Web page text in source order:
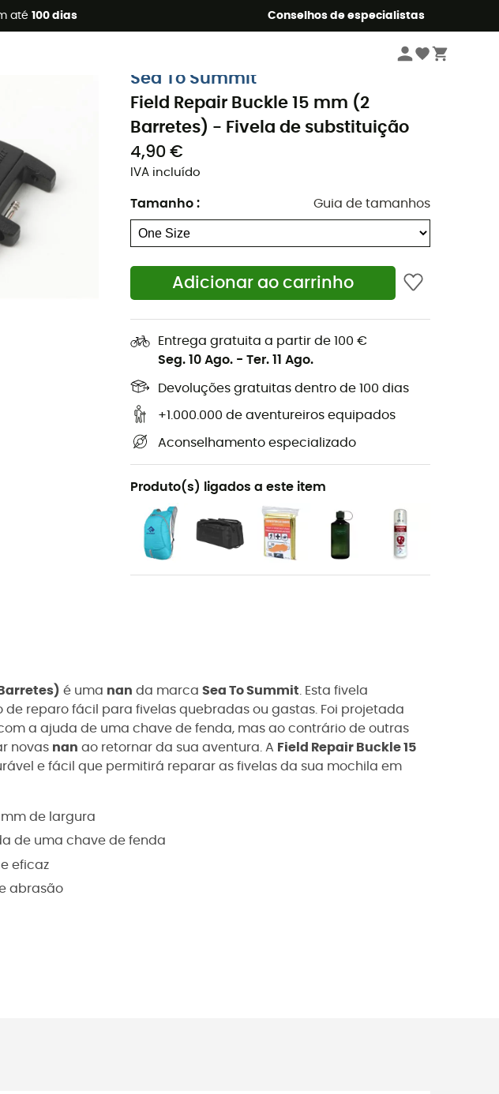
até 100 dias Conselhos de especialistas
produtos* com o código Summer5
Sea To Summit
Field Repair Buckle 15 mm (2
Barretes) - Fivela de substituição
4,90 €
IVA incluído
Tamanho : Guia de tamanhos
Adicionar ao carrinho
Entrega gratuita a partir de 100 €
Seg. 10 Ago. - Ter. 11 Ago.
Devoluções gratuitas dentro de 100 dias
+1.000.000 de aventureiros equipados
Aconselhamento especializado
Produto(s) ligados a este item
é uma nan da marca Sea To Summit . Esta fivela
reparo fácil para fivelas quebradas ou gastas. Foi projetada
a ajuda de uma chave de fenda, mas ao contrário de outras
novas nan ao retornar da sua aventura. A Field Repair Buckle 15
e fácil que permitirá reparar as fivelas da sua mochila em
de largura
de uma chave de fenda
eficaz
abrasão